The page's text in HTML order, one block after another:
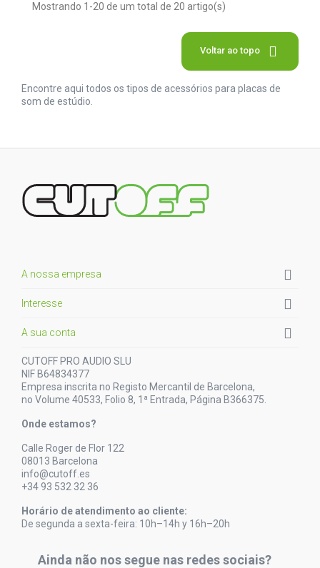
Mostrando 1-20 de um total de 20 artigo(s)
Voltar ao topo 
Encontre aqui todos os tipos de acessórios para placas de
som de estúdio.
A nossa empresa 
Interesse 
A sua conta 
CUTOFF PRO AUDIO SLU
NIF B64834377
Empresa inscrita no Registo Mercantil de Barcelona,
no Volume 40533, Folio 8, 1ª Entrada, Página B366375.
Onde estamos?
Calle Roger de Flor 122
08013 Barcelona
info@cutoff.es
+34 93 532 32 36
Horário de atendimento ao cliente:
De segunda a sexta-feira: 10h–14h y 16h–20h
Ainda não nos segue nas redes sociais?